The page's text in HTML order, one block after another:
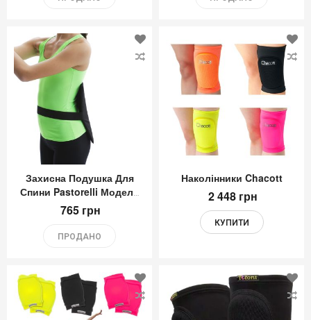
Додати
Захисна Подушка Для
Спини Pastorelli Модель
Junior
765 грн
ПРОДАНО
Наколінники Chacott
2 448 грн
КУПИТИ
Додати
Списку